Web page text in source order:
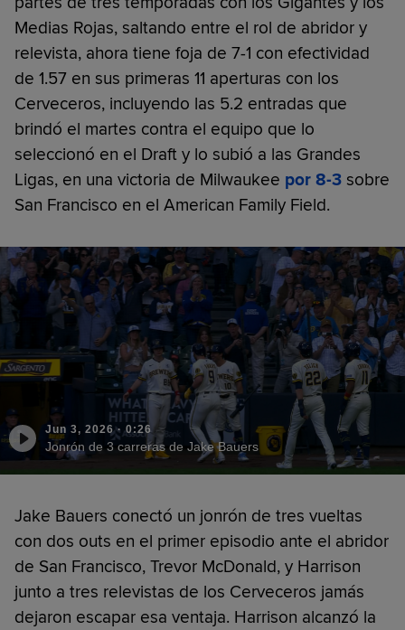
Medias Rojas, saltando entre el rol de abridor y
relevista, ahora tiene foja de 7-1 con efectividad
de 1.57 en sus primeras 11 aperturas con los
Cerveceros, incluyendo las 5.2 entradas que
brindó el martes contra el equipo que lo
seleccionó en el Draft y lo subió a las Grandes
Ligas, en una victoria de Milwaukee por 8-3 sobre
San Francisco en el American Family Field.
Jun 3, 2026·0:26
Jonrón de 3 carreras de Jake Bauers
Jake Bauers conectó un jonrón de tres vueltas
con dos outs en el primer episodio ante el abridor
de San Francisco, Trevor McDonald, y Harrison
junto a tres relevistas de los Cerveceros jamás
dejaron escapar esa ventaja. Harrison alcanzó la